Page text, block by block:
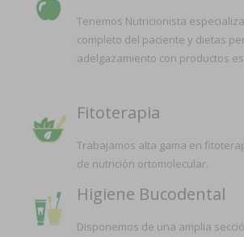
Tenemos Nutricionista
completo del paciente y dietas
adelgazamiento con productos
Fitoterapia
Trabajamos alta gama en
de nutrición ortomolecular.
Higiene Bucodental
Disponemos de una amplia